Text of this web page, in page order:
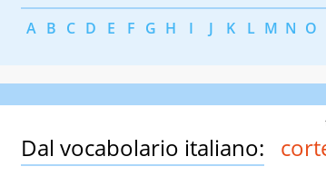
A B C D E F G H I J K L M N O
Dal vocabolario italiano: